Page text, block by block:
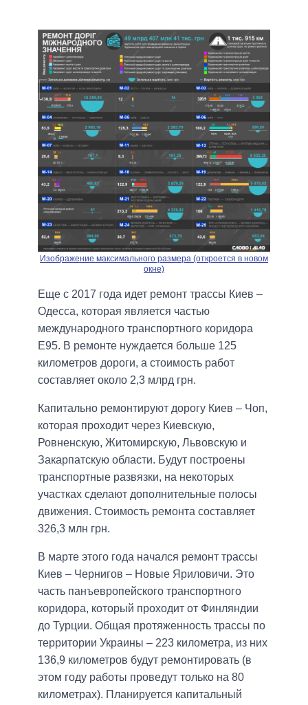
Изображение максимального размера (откроется в новом
окне)
Еще с 2017 года идет ремонт трассы Киев –
Одесса, которая является частью
международного транспортного коридора
Е95. В ремонте нуждается больше 125
километров дороги, а стоимость работ
составляет около 2,3 млрд грн.
Капитально ремонтируют дорогу Киев – Чоп,
которая проходит через Киевскую,
Ровненскую, Житомирскую, Львовскую и
Закарпатскую области. Будут построены
транспортные развязки, на некоторых
участках сделают дополнительные полосы
движения. Стоимость ремонта составляет
326,3 млн грн.
В марте этого года начался ремонт трассы
Киев – Чернигов – Новые Яриловичи. Это
часть панъевропейского транспортного
коридора, который проходит от Финляндии
до Турции. Общая протяженность трассы по
территории Украины – 223 километра, из них
136,9 километров будут ремонтировать (в
этом году работы проведут только на 80
километрах). Планируется капитальный